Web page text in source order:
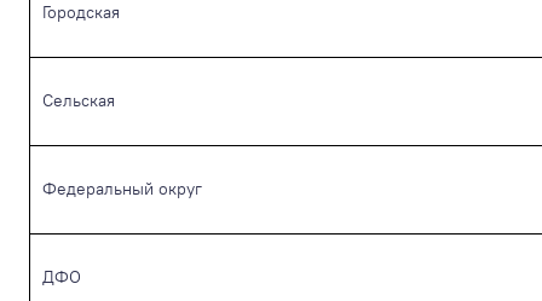
Городская
Сельская
Федеральный округ
ДФО